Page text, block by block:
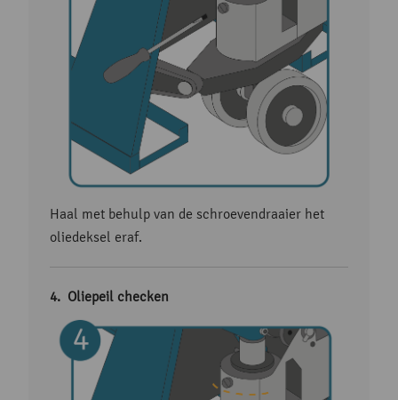
Haal met behulp van de schroevendraaier het
oliedeksel eraf.
Oliepeil checken